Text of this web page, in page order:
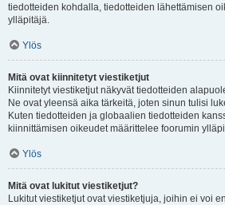
tiedotteiden kohdalla, tiedotteiden lähettämisen
ylläpitäjä.
Ylös
Mitä ovat kiinnitetyt viestiketjut
Kiinnitetyt viestiketjut näkyvät tiedotteiden
Ne ovat yleensä aika tärkeitä, joten sinun tulisi
Kuten tiedotteiden ja globaalien tiedotteiden
kiinnittämisen oikeudet määrittelee foorumin
Ylös
Mitä ovat lukitut viestiketjut?
Lukitut viestiketjut ovat viestiketjuja, joihin ei voi